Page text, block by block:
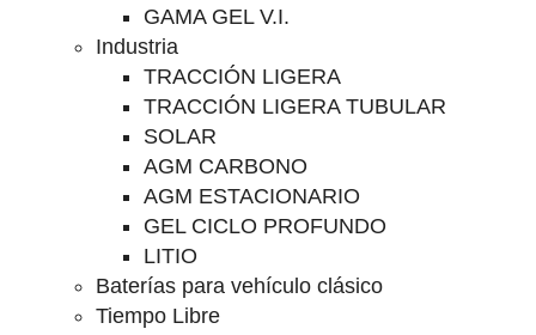
GAMA GEL V.I.
Industria
TRACCIÓN LIGERA
TRACCIÓN LIGERA TUBULAR
SOLAR
AGM CARBONO
AGM ESTACIONARIO
GEL CICLO PROFUNDO
LITIO
Baterías para vehículo clásico
Tiempo Libre